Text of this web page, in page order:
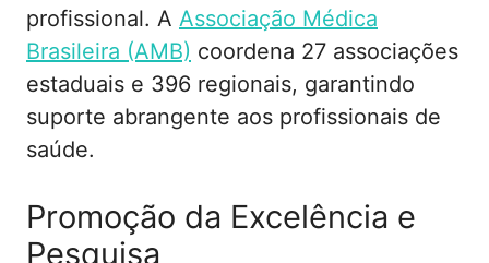
profissional. A Associação Médica
Brasileira (AMB) coordena 27 associações
estaduais e 396 regionais, garantindo
suporte abrangente aos profissionais de
saúde.
Promoção da Excelência e
Pesquisa